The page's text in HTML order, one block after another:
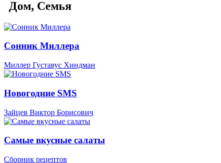
Дом, Семья
Сонник Миллера
Миллер Густавус Хиндман
Новогодние SMS
Зайцев Виктор Борисович
Самые вкусные салаты
Сборник рецептов